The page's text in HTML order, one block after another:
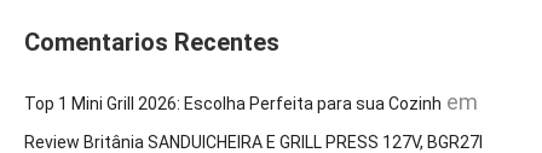
Comentarios Recentes
Top 1 Mini Grill 2026: Escolha Perfeita para sua Cozinh em
Review Britânia SANDUICHEIRA E GRILL PRESS 127V, BGR27I